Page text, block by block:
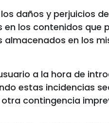
daños y perjuicios
los contenidos que
en los
a la hora de
estas incidencias
contingencia